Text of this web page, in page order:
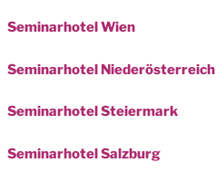
Seminarhotel Wien
Seminarhotel Niederösterreich
Seminarhotel Steiermark
Seminarhotel Salzburg